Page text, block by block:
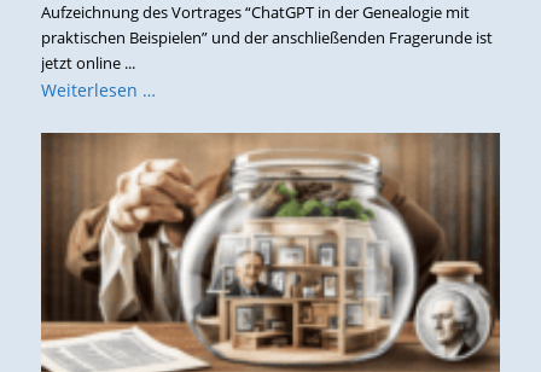
Aufzeichnung des Vortrages “ChatGPT in der Genealogie mit
praktischen Beispielen” und der anschließenden Fragerunde ist
jetzt online ...
Weiterlesen …